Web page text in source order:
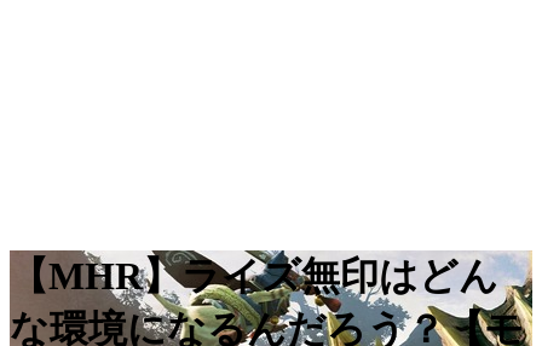
【MHR】ライズ無印はどん
な環境になるんだろう？【モ